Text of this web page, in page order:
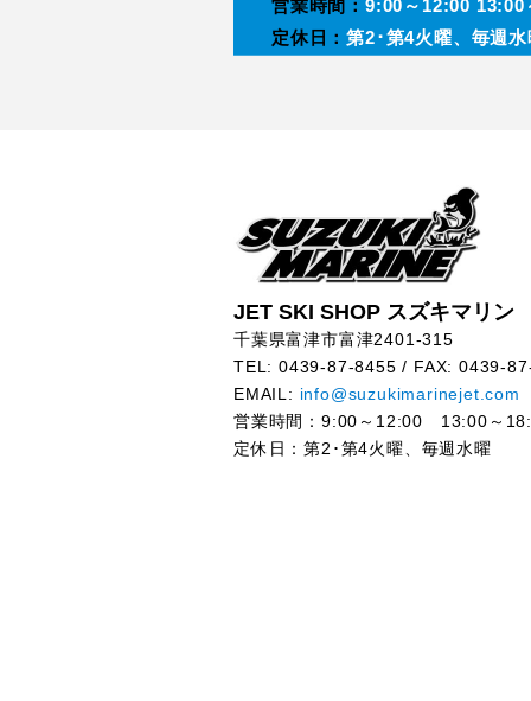
営業時間： 9:00～12:00 13:00
定休日：第2･第4火曜、毎週水
JET SKI SHOP スズキマリン
千葉県富津市富津2401-315
TEL: 0439-87-8455 / FAX: 0439-
EMAIL: info@suzukimarinejet.com
営業時間：9:00～12:00 13:00～
定休日：第2･第4火曜、毎週水曜